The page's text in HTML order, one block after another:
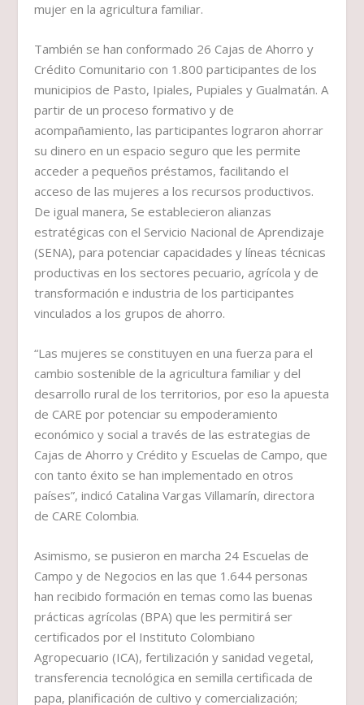
mujer en la agricultura familiar.
También se han conformado 26 Cajas de Ahorro y
Crédito Comunitario con 1.800 participantes de los
municipios de Pasto, Ipiales, Pupiales y Gualmatán. A
partir de un proceso formativo y de
acompañamiento, las participantes lograron ahorrar
su dinero en un espacio seguro que les permite
acceder a pequeños préstamos, facilitando el
acceso de las mujeres a los recursos productivos.
De igual manera, Se establecieron alianzas
estratégicas con el Servicio Nacional de Aprendizaje
(SENA), para potenciar capacidades y líneas técnicas
productivas en los sectores pecuario, agrícola y de
transformación e industria de los participantes
vinculados a los grupos de ahorro.
“Las mujeres se constituyen en una fuerza para el
cambio sostenible de la agricultura familiar y del
desarrollo rural de los territorios, por eso la apuesta
de CARE por potenciar su empoderamiento
económico y social a través de las estrategias de
Cajas de Ahorro y Crédito y Escuelas de Campo, que
con tanto éxito se han implementado en otros
países”, indicó Catalina Vargas Villamarín, directora
de CARE Colombia.
Asimismo, se pusieron en marcha 24 Escuelas de
Campo y de Negocios en las que 1.644 personas
han recibido formación en temas como las buenas
prácticas agrícolas (BPA) que les permitirá ser
certificados por el Instituto Colombiano
Agropecuario (ICA), fertilización y sanidad vegetal,
transferencia tecnológica en semilla certificada de
papa, planificación de cultivo y comercialización;